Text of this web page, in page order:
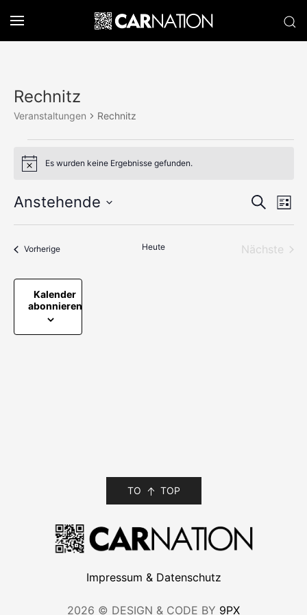
Rechnitz
Veranstaltungen Rechnitz
Veranstaltungen
HinweisEs wurden keine Ergebnisse gefunden.
Suche
und
SucheListe
Anstehende
Datum
VorherigeVeranstaltungen Heute
Nächste
Kalender
abonnieren
TO TOP
Impressum & Datenschutz
2026 © DESIGN & CODE BY 9PX